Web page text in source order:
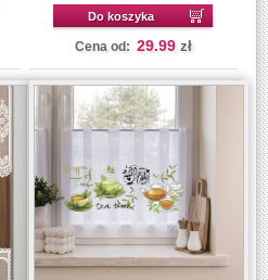
Do koszyka
Cena od: 29.99 zł